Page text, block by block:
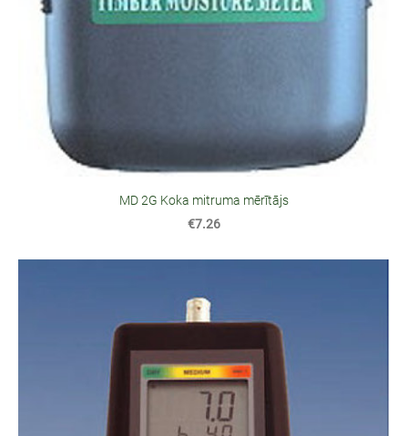
MD 2G Koka mitruma mērītājs
€7.26